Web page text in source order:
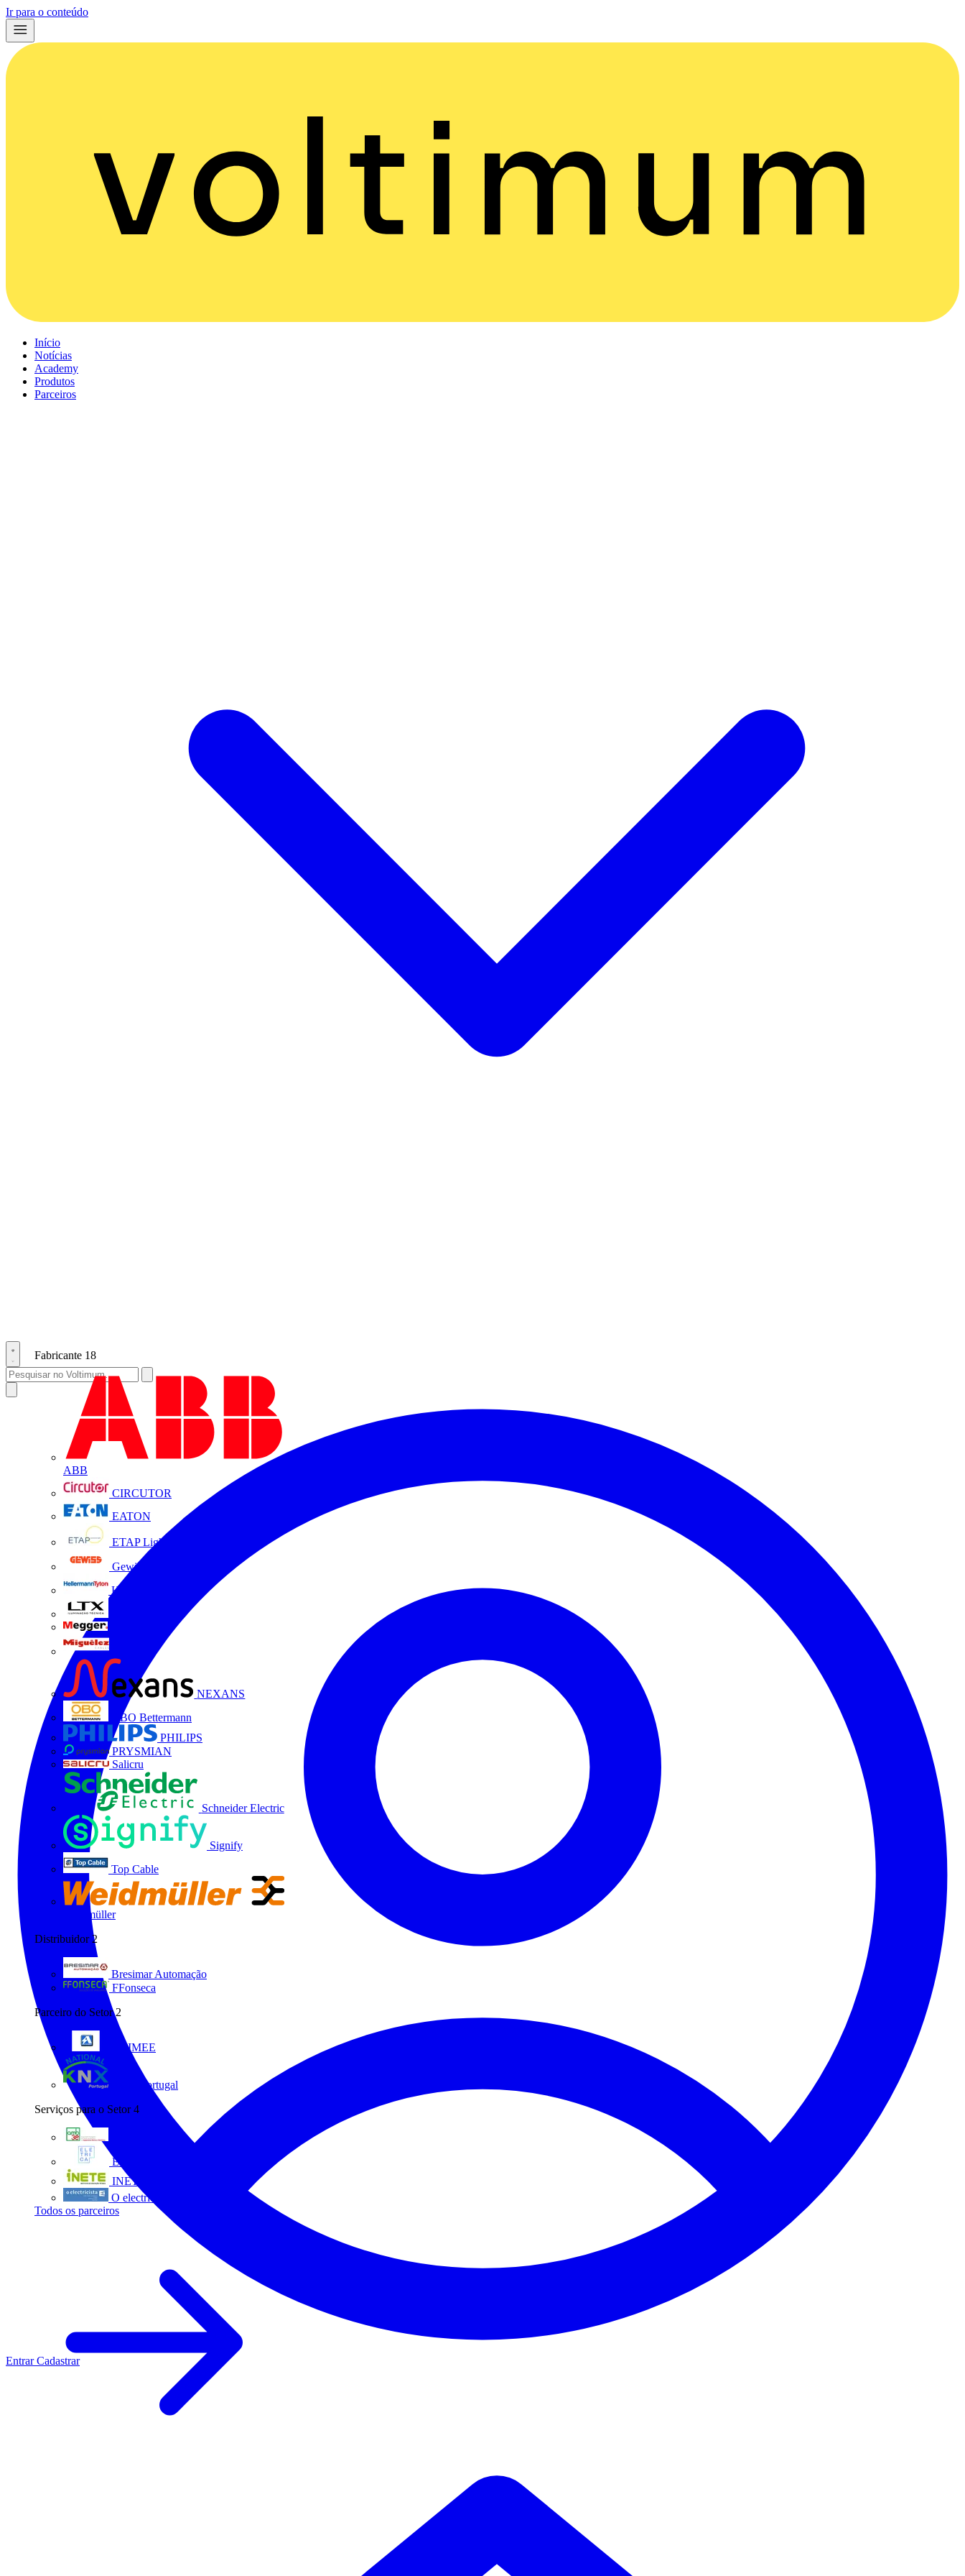
Ir para o conteúdo
Início
Notícias
Academy
Produtos
Parceiros
Fabricante 18
ABB
CIRCUTOR
EATON
ETAP Lighting
Gewiss
HellermannTyton
NEXANS
OBO Bettermann
PHILIPS
PRYSMIAN
Salicru
Schneider Electric
Signify
Top Cable
Weidmüller
Distribuidor 2
Bresimar Automação
FFonseca
Parceiro do Setor 2
ANIMEE
KNX Portugal
Serviços para o Setor 4
Eletrica
INETE
O electricista
Todos os parceiros
EntrarCadastrar